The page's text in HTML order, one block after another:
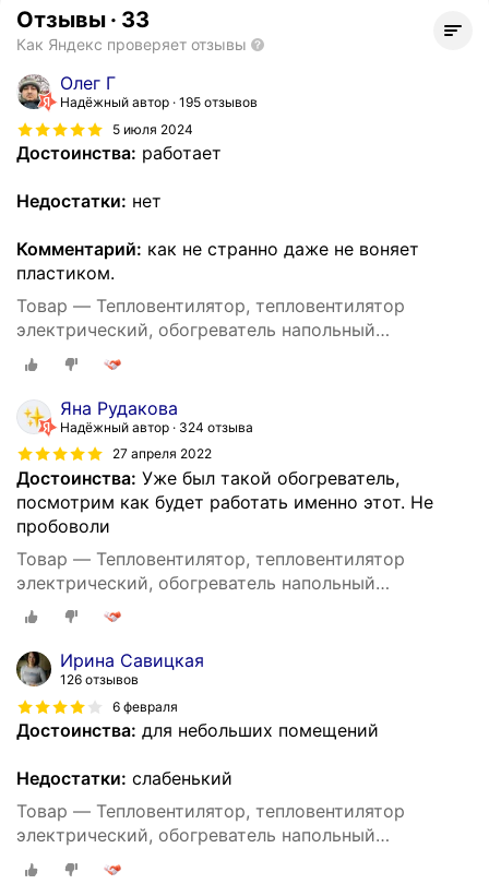
Отзывы · 33
Как Яндекс проверяет отзывы
Олег Г
Надёжный автор 195 отзывов
5 июля 2024
Достоинства: работает
Недостатки: нет
Комментарий: как не странно даже не воняет
пластиком.
Товар — Тепловентилятор, тепловентилятор
электрический, обогреватель напольный
настольный, 2000 Вт, для дома, регулировка
температуры
Яна Рудакова
Надёжный автор
324 отзыва
27 апреля 2022
Достоинства: Уже был такой обогреватель,
посмотрим как будет работать именно этот. Не
пробоволи
Товар — Тепловентилятор, тепловентилятор
электрический, обогреватель напольный
настольный, 2000 Вт, для дома, регулировка
температуры
Ирина Савицкая
126 отзывов
6 февраля
Достоинства: для небольших помещений
Недостатки: слабенький
Товар — Тепловентилятор, тепловентилятор
электрический, обогреватель напольный
настольный, 2000 Вт, для дома, регулировка
температуры